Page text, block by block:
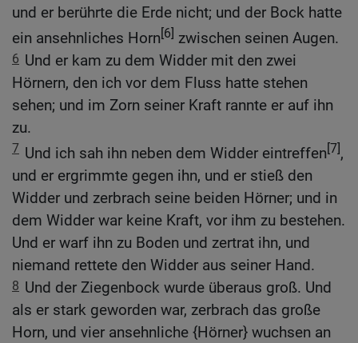
und er berührte die Erde nicht; und der Bock hatte
ein ansehnliches Horn[6] zwischen seinen Augen.
6 Und er kam zu dem Widder mit den zwei
Hörnern, den ich vor dem Fluss hatte stehen
sehen; und im Zorn seiner Kraft rannte er auf ihn
zu.
7 Und ich sah ihn neben dem Widder eintreffen[7],
und er ergrimmte gegen ihn, und er stieß den
Widder und zerbrach seine beiden Hörner; und in
dem Widder war keine Kraft, vor ihm zu bestehen.
Und er warf ihn zu Boden und zertrat ihn, und
niemand rettete den Widder aus seiner Hand.
8 Und der Ziegenbock wurde überaus groß. Und
als er stark geworden war, zerbrach das große
Horn, und vier ansehnliche {Hörner} wuchsen an